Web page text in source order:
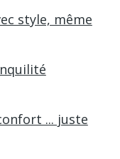
style, même
... juste